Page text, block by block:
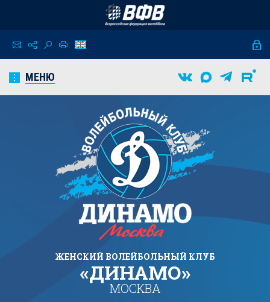
МЕНЮ
ЖЕНСКИЙ ВОЛЕЙБОЛЬНЫЙ КЛУБ
«ДИНАМО»
МОСКВА